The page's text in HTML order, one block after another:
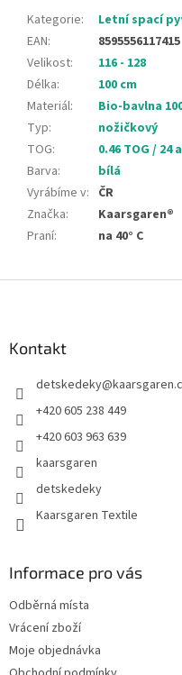
Kategorie:
Letní spací
EAN:
8595556117415
Velikost:
116 - 128
Délka:
100 cm
Materiál:
Bio-bavlna
Typ:
nožičkový
TOG:
0.46 TOG / 24
Barva:
bílá
Vyrábíme v: ČR
Značka:
Kaarsgaren®
Praní: na 40° C
Kontakt
detskedeky@
+420 605 238 449
+420 603 963 639
kaarsgaren
detskedeky
Kaarsgaren Textile
Informace pro vás
Odběrná místa
Vrácení zboží
Moje objednávka